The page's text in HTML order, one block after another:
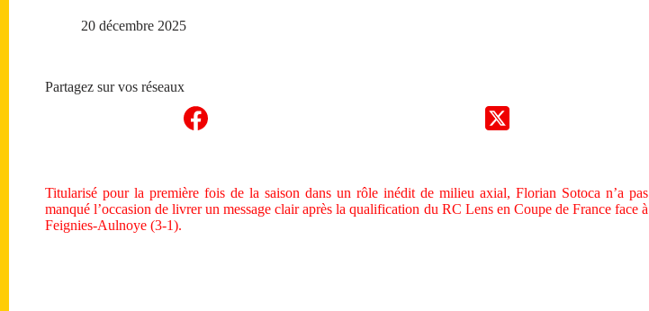
20 décembre 2025
Partagez sur vos réseaux
Titularisé pour la première fois de la saison dans un rôle inédit de milieu axial, Florian Sotoca n’a pas
manqué l’occasion de livrer un message clair après la qualification du RC Lens en Coupe de France face à
Feignies-Aulnoye (3-1).